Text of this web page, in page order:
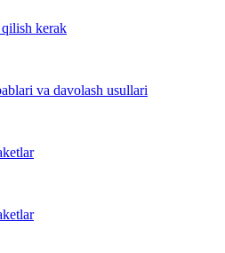
kerak
va davolash usullari